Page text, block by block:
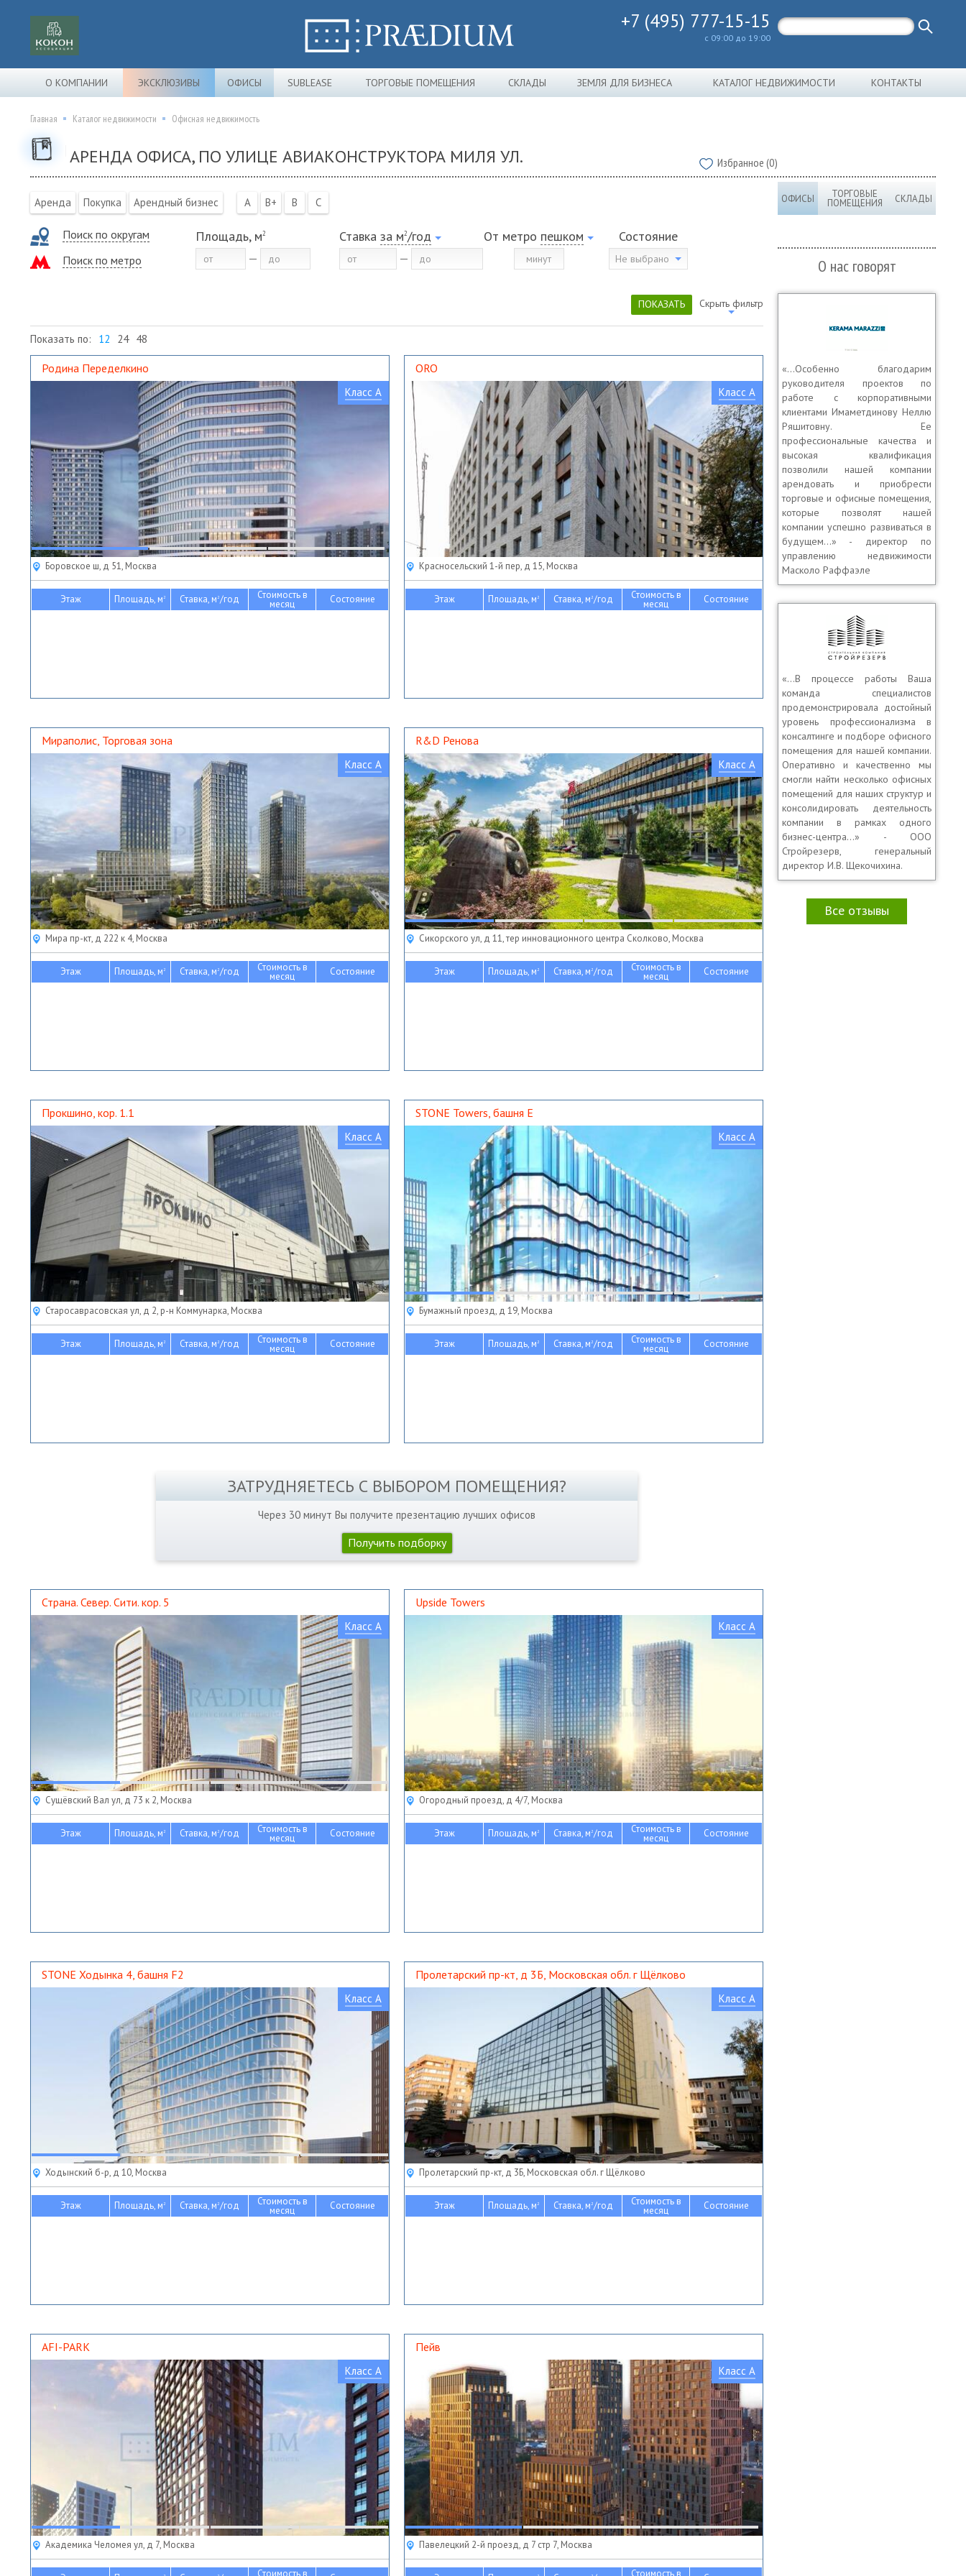
+7 (495) 777-15-15
с 09:00 до 19:00
О КОМПАНИИ ЭКСКЛЮЗИВЫ ОФИСЫ SUBLEASE ТОРГОВЫЕ ПОМЕЩЕНИЯ СКЛАДЫ ЗЕМЛЯ ДЛЯ БИЗНЕСА КАТАЛОГ НЕДВИЖИМОСТИ КОНТАКТЫ
Главная Каталог недвижимости Офисная недвижимость
АРЕНДА ОФИСА, ПО УЛИЦЕ АВИАКОНСТРУКТОРА МИЛЯ УЛ. Избранное (0)
Аренда Покупка Арендный бизнес A B+ B C
Поиск по округам
Поиск по метро
Площадь, м2 Ставка за м2/год От метро пешком Состояние
Не выбрано
ПОКАЗАТЬ Скрыть фильтр
Показать по: 12 24 48
Родина Переделкино
Класс A
Боровское ш, д 51, Москва
Этаж Площадь, м2 Ставка, м2/год Стоимость в
месяц Состояние
ORO
Класс A
Красносельский 1-й пер, д 15, Москва
Этаж Площадь, м2 Ставка, м2/год Стоимость в
месяц Состояние
Мираполис, Торговая зона
Класс A
Мира пр-кт, д 222 к 4, Москва
Этаж Площадь, м2 Ставка, м2/год Стоимость в
месяц Состояние
R&D Ренова
Класс A
Сикорского ул, д 11, тер инновационного центра Сколково, Москва
Этаж Площадь, м2 Ставка, м2/год Стоимость в
месяц Состояние
Прокшино, кор. 1.1
Класс A
Старосаврасовская ул, д 2, р-н Коммунарка, Москва
Этаж Площадь, м2 Ставка, м2/год Стоимость в
месяц Состояние
STONE Towers, башня Е
Класс A
Бумажный проезд, д 19, Москва
Этаж Площадь, м2 Ставка, м2/год Стоимость в
месяц Состояние
ЗАТРУДНЯЕТЕСЬ С ВЫБОРОМ ПОМЕЩЕНИЯ?
Через 30 минут Вы получите презентацию лучших офисов
Получить подборку
Страна. Север. Сити. кор. 5
Класс A
Сущёвский Вал ул, д 73 к 2, Москва
Этаж Площадь, м2 Ставка, м2/год Стоимость в
месяц Состояние
Upside Towers
Класс A
Огородный проезд, д 4/7, Москва
Этаж Площадь, м2 Ставка, м2/год Стоимость в
месяц Состояние
STONE Ходынка 4, башня F2
Класс A
Ходынский б-р, д 10, Москва
Этаж Площадь, м2 Ставка, м2/год Стоимость в
месяц Состояние
Пролетарский пр-кт, д 3Б, Московская обл. г Щёлково
Класс A
Пролетарский пр-кт, д 3Б, Московская обл. г Щёлково
Этаж Площадь, м2 Ставка, м2/год Стоимость в
месяц Состояние
AFI-PARK
Класс A
Академика Челомея ул, д 7, Москва
Стоимость в
Пейв
Класс A
Павелецкий 2-й проезд, д 7 стр 7, Москва
Стоимость в
ОФИСЫ ТОРГОВЫЕ
ПОМЕЩЕНИЯ СКЛАДЫ
О нас говорят
«…Особенно благодарим
руководителя проектов по
работе с корпоративными
клиентами Имаметдинову Неллю
Ряшитовну. Ее
профессиональные качества и
высокая квалификация
позволили нашей компании
арендовать и приобрести
торговые и офисные помещения,
которые позволят нашей
компании успешно развиваться в
будущем...» - директор по
управлению недвижимости
Масколо Раффаэле
«…В процессе работы Ваша
команда специалистов
продемонстрировала достойный
уровень профессионализма в
консалтинге и подборе офисного
помещения для нашей компании.
Оперативно и качественно мы
смогли найти несколько офисных
помещений для наших структур и
консолидировать деятельность
компании в рамках одного
бизнес-центра…» - ООО
Стройрезерв, генеральный
директор И.В. Щекочихина.
Все отзывы